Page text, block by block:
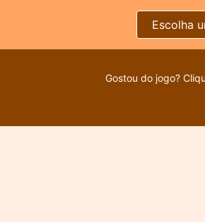
Escolha
Gostou do jogo?